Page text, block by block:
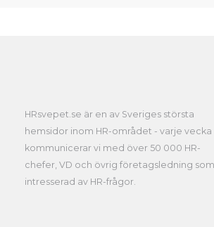
HRsvepet.se är en av Sveriges största
hemsidor inom HR-området - varje vecka
kommunicerar vi med över 50 000 HR-
chefer, VD och övrig företagsledning
intresserad av HR-frågor.